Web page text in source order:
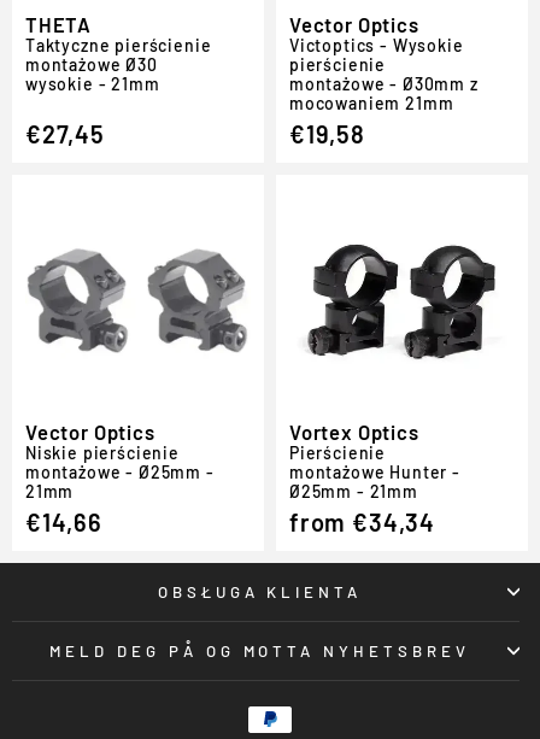
THETA
Taktyczne pierścienie
montażowe Ø30
wysokie - 21mm
€27,45
Vector Optics
Victoptics - Wysokie
pierścienie
montażowe - Ø30mm z
mocowaniem 21mm
€19,58
Vector Optics
Niskie pierścienie
montażowe - Ø25mm -
21mm
€14,66
Vortex Optics
Pierścienie
montażowe Hunter -
Ø25mm - 21mm
from €34,34
OBSŁUGA KLIENTA
MELD DEG PÅ OG MOTTA NYHETSBREV